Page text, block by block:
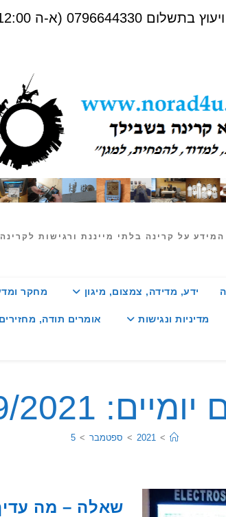
(א-ה 09:00-12:00)
על קרינה בלתי מייננת ורגישות לקרינה
ידע, מדידה, צמצום, מיגון מחקר
מדיניות ונגישות אומרים תודה,
05/09/2021
>
2021
> ספטמבר >
5
שאלה – מה